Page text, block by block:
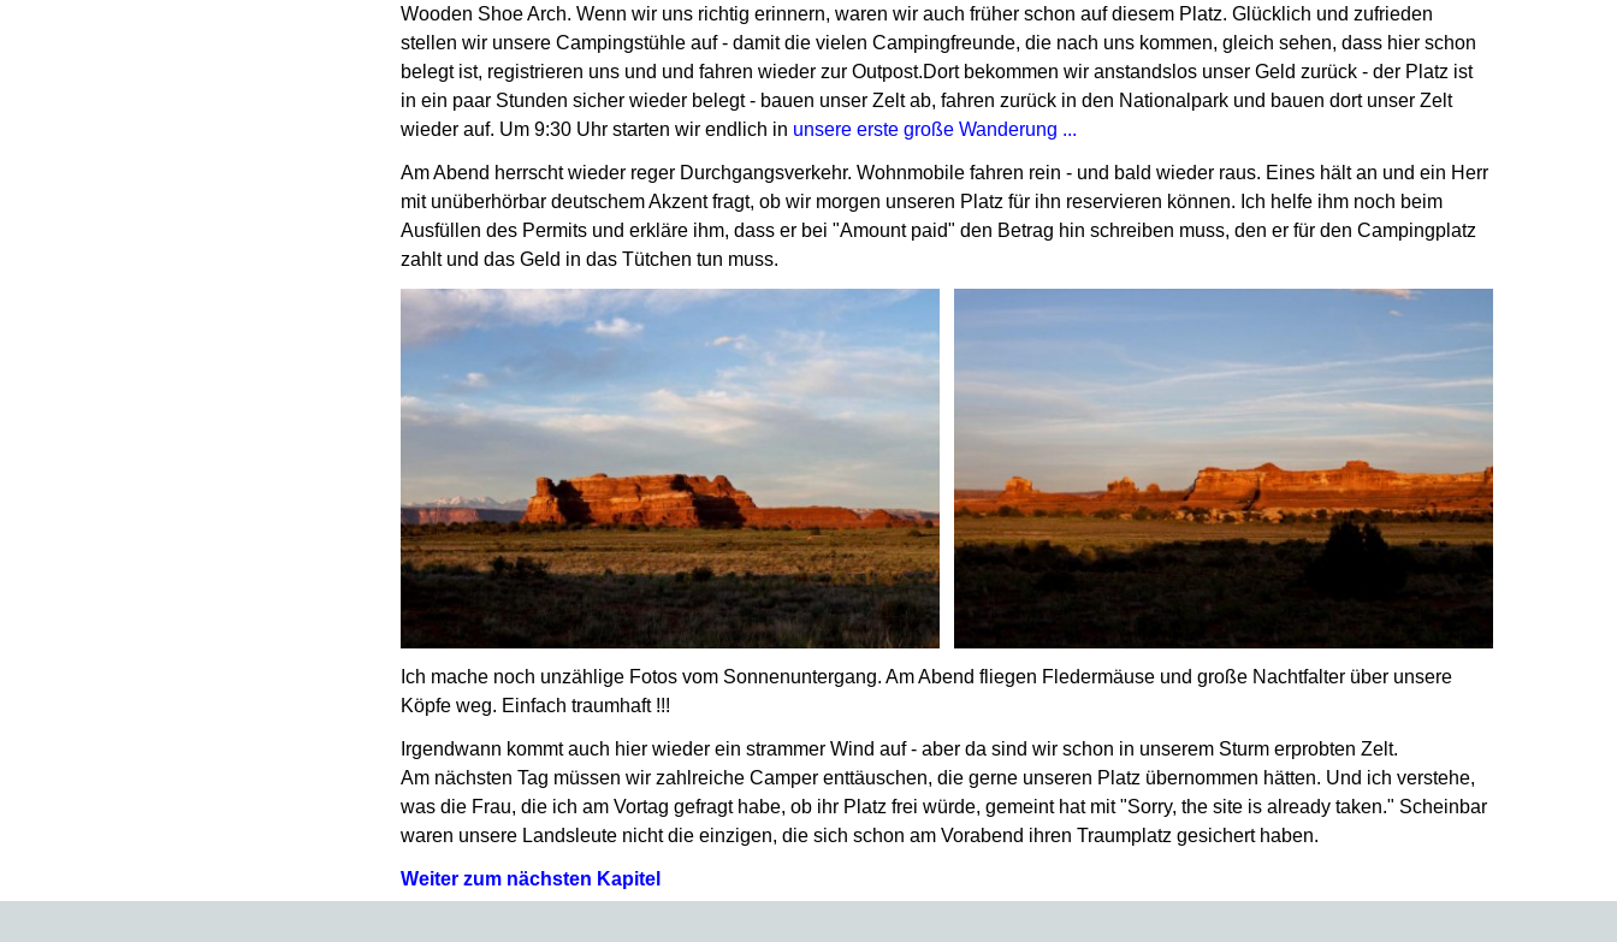
Wooden Shoe Arch.Wenn wir uns richtig erinnern, waren wir auch früher schon auf diesem Platz.Glücklich und zufrieden
stellen wir unsere Campingstühle auf - damit die vielen Campingfreunde, die nach uns kommen,gleich sehen, dass hier schon
belegt ist, registrieren uns und und fahren wieder zur Outpost.Dort bekommen wir anstandslos unser Geld zurück - der Platz ist
in ein paar Stunden sicher wieder belegt - bauen unser Zelt ab, fahren zurück in den Nationalpark und bauen dort unser Zelt
wieder auf. Um 9:30 Uhr starten wir endlich in unsere erste große Wanderung ...
Am Abend herrscht wieder reger Durchgangsverkehr.Wohnmobile fahren rein - und bald wieder raus. Eines hält an und ein Herr
mit unüberhörbar deutschem Akzent fragt, ob wir morgen unseren Platzfür ihn reservieren können. Ich helfe ihm noch beim
Ausfüllen des Permits und erkläre ihm, dass er bei "Amount paid" den Betrag hin schreiben muss, den er für den Campingplatz
zahlt und das Geld in das Tütchen tun muss.
Ich mache noch unzählige Fotos vom Sonnenuntergang. Am Abend fliegen Fledermäuse und große Nachtfalter über unsere
Köpfe weg. Einfach traumhaft !!!
Irgendwann kommt auch hier wieder ein strammer Wind auf - aber da sind wir schon in unserem Sturm erprobten Zelt.
Am nächsten Tag müssen wir zahlreiche Camper enttäuschen, die gerne unseren Platz übernommen hätten. Und ich verstehe,
was die Frau, die ich am Vortag gefragt habe, ob ihr Platz frei würde, gemeint hat mit"Sorry, the site is already taken." Scheinbar
waren unsere Landsleute nicht die einzigen, die sich schon am Vorabend ihren Traumplatz gesichert haben.
Weiter zum nächsten Kapitel